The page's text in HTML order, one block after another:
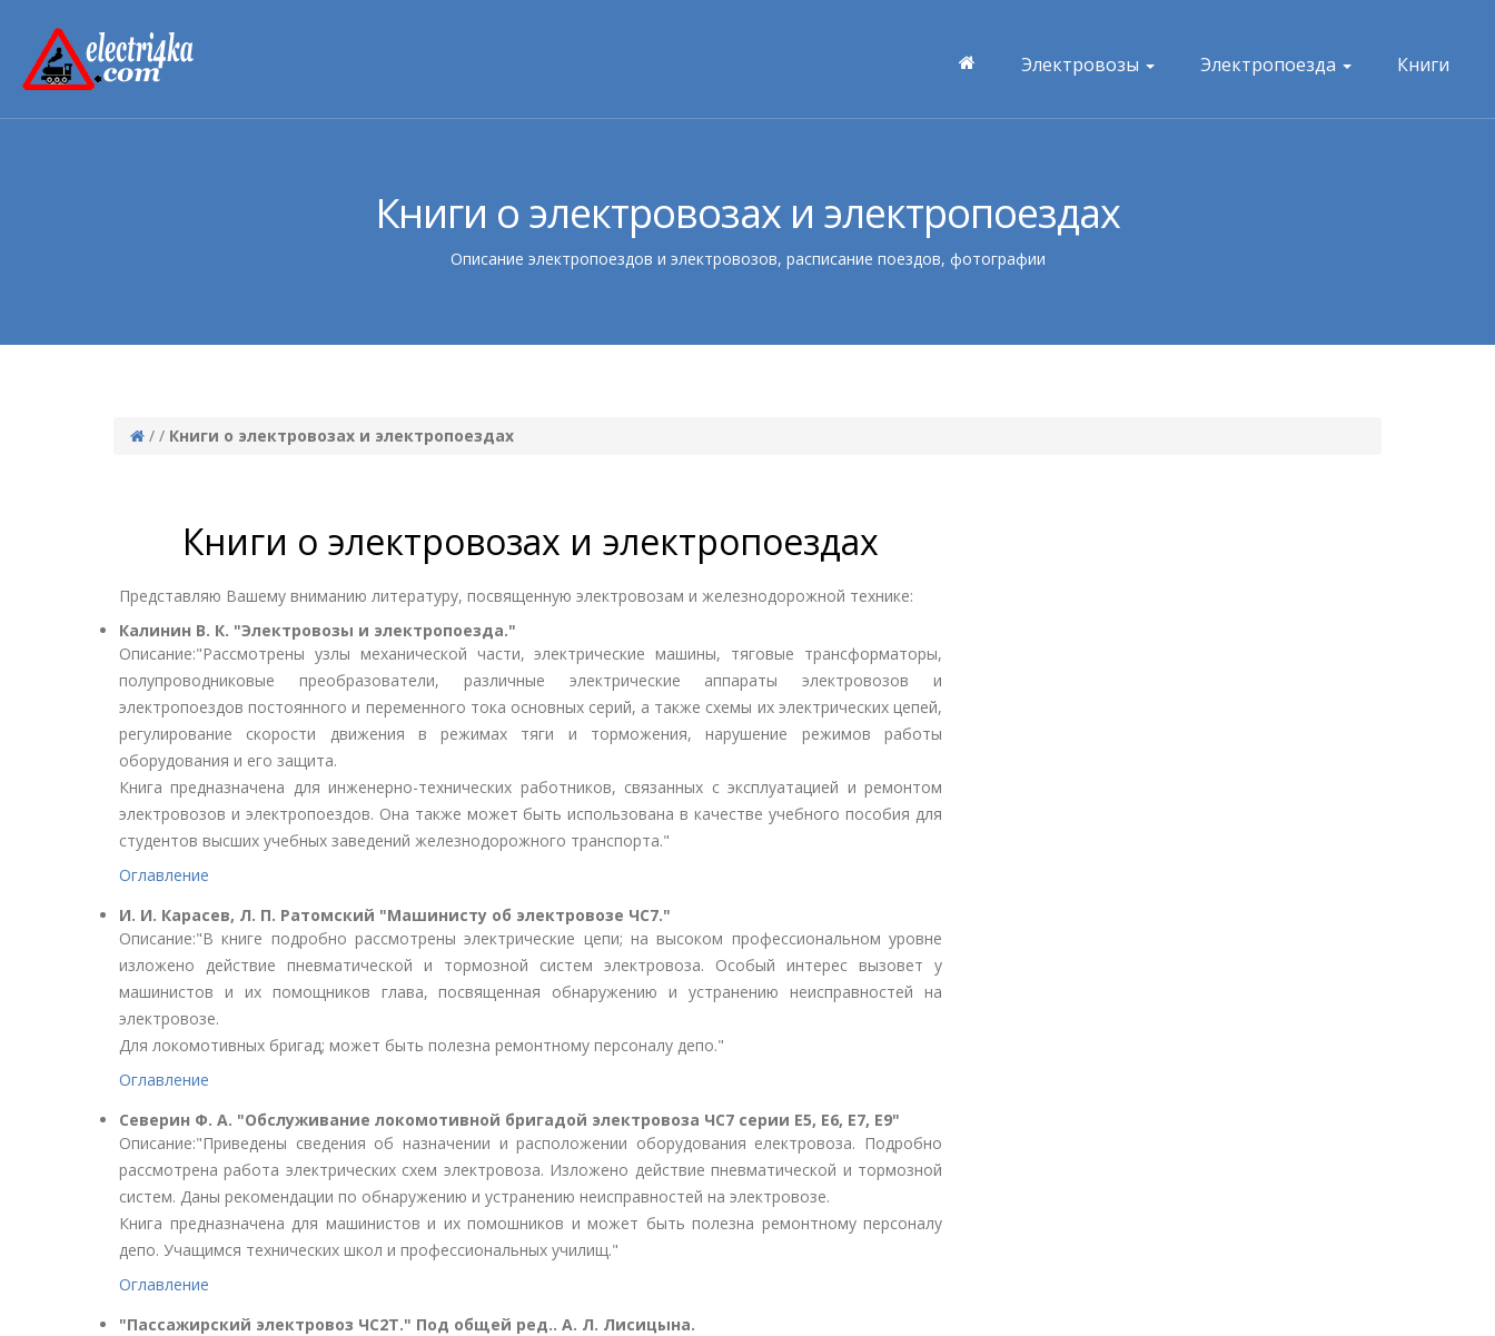
Электровозы Электропоезда Книги
Книги о электровозах и электропоездах
Описание электропоездов и электровозов, расписание поездов, фотографии
/ / Книги о электровозах и электропоездах
Книги о электровозах и электропоездах
Представляю Вашему вниманию литературу, посвященную электровозам и железнодорожной технике:
Калинин В. К. "Электровозы и электропоезда."
Описание:"Рассмотрены узлы механической части, электрические машины, тяговые трансформаторы,
полупроводниковые преобразователи, различные электрические аппараты электровозов и
электропоездов постоянного и переменного тока основных серий, а также схемы их электрических цепей,
регулирование скорости движения в режимах тяги и торможения, нарушение режимов работы
оборудования и его защита.
Книга предназначена для инженерно-технических работников, связанных с эксплуатацией и ремонтом
электровозов и электропоездов. Она также может быть использована в качестве учебного пособия для
студентов высших учебных заведений железнодорожного транспорта."
Оглавление
И. И. Карасев, Л. П. Ратомский "Машинисту об электровозе ЧС7."
Описание:"В книге подробно рассмотрены электрические цепи; на высоком профессиональном уровне
изложено действие пневматической и тормозной систем электровоза. Особый интерес вызовет у
машинистов и их помощников глава, посвященная обнаружению и устранению неисправностей на
электровозе.
Для локомотивных бригад; может быть полезна ремонтному персоналу депо."
Оглавление
Северин Ф. А. "Обслуживание локомотивной бригадой электровоза ЧС7 серии Е5, Е6, Е7, Е9"
Описание:"Приведены сведения об назначении и расположении оборудования електровоза. Подробно
рассмотрена работа электрических схем электровоза. Изложено действие пневматической и тормозной
систем. Даны рекомендации по обнаружению и устранению неисправностей на электровозе.
Книга предназначена для машинистов и их помошников и может быть полезна ремонтному персоналу
депо. Учащимся технических школ и профессиональных училищ."
Оглавление
"Пассажирский электровоз ЧС2Т." Под общей ред.. А. Л. Лисицына.